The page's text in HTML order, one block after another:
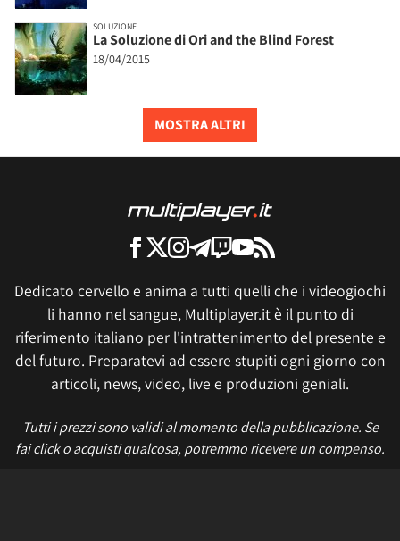
SOLUZIONE
La Soluzione di Ori and the Blind Forest
18/04/2015
MOSTRA ALTRI
Dedicato cervello e anima a tutti quelli che i videogiochi
li hanno nel sangue, Multiplayer.it è il punto di
riferimento italiano per l'intrattenimento del presente e
del futuro. Preparatevi ad essere stupiti ogni giorno con
articoli, news, video, live e produzioni geniali.
Tutti i prezzi sono validi al momento della pubblicazione. Se
fai click o acquisti qualcosa, potremmo ricevere un compenso.